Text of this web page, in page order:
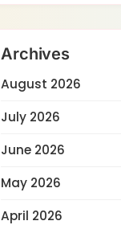
Archives
August 2026
July 2026
June 2026
May 2026
April 2026